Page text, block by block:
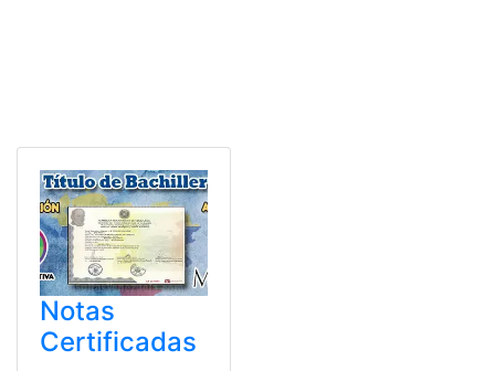
Notas
Certificadas